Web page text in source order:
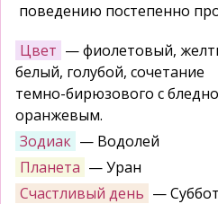
поведению постепенно
Цвет — фиолетовый,
белый, голубой, сочетание
темно-бирюзового с
оранжевым.
Зодиак — Водолей
Планета — Уран
Счастливый день —